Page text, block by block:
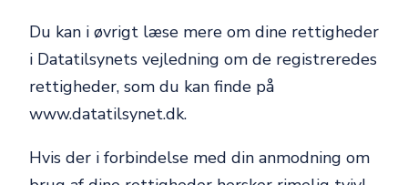
Du kan i øvrigt læse mere om dine rettigheder
i Datatilsynets vejledning om de registreredes
rettigheder, som du kan finde på
www.datatilsynet.dk.
Hvis der i forbindelse med din anmodning om